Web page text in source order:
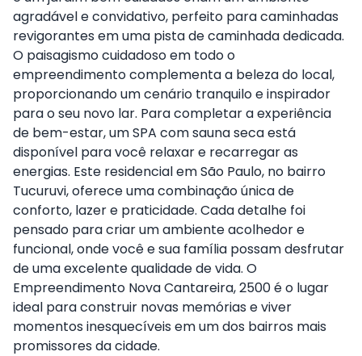
agradável e convidativo, perfeito para caminhadas
revigorantes em uma pista de caminhada dedicada.
O paisagismo cuidadoso em todo o
empreendimento complementa a beleza do local,
proporcionando um cenário tranquilo e inspirador
para o seu novo lar. Para completar a experiência
de bem-estar, um SPA com sauna seca está
disponível para você relaxar e recarregar as
energias. Este residencial em São Paulo, no bairro
Tucuruvi, oferece uma combinação única de
conforto, lazer e praticidade. Cada detalhe foi
pensado para criar um ambiente acolhedor e
funcional, onde você e sua família possam desfrutar
de uma excelente qualidade de vida. O
Empreendimento Nova Cantareira, 2500 é o lugar
ideal para construir novas memórias e viver
momentos inesquecíveis em um dos bairros mais
promissores da cidade.